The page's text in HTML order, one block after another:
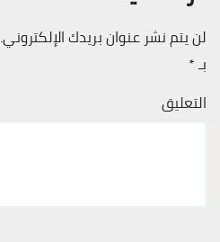
لن يتم نشر عنوان بريدك الإلكتروني.
بـ*
التعليق